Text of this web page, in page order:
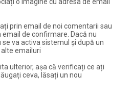
o imagine cu adresa de email
prin email de noi comentarii sau
de confirmare. Dacă nu
va activa sistemul și după un
emailuri
ulterior, așa că verificați ce ați
ceva, lăsați un nou